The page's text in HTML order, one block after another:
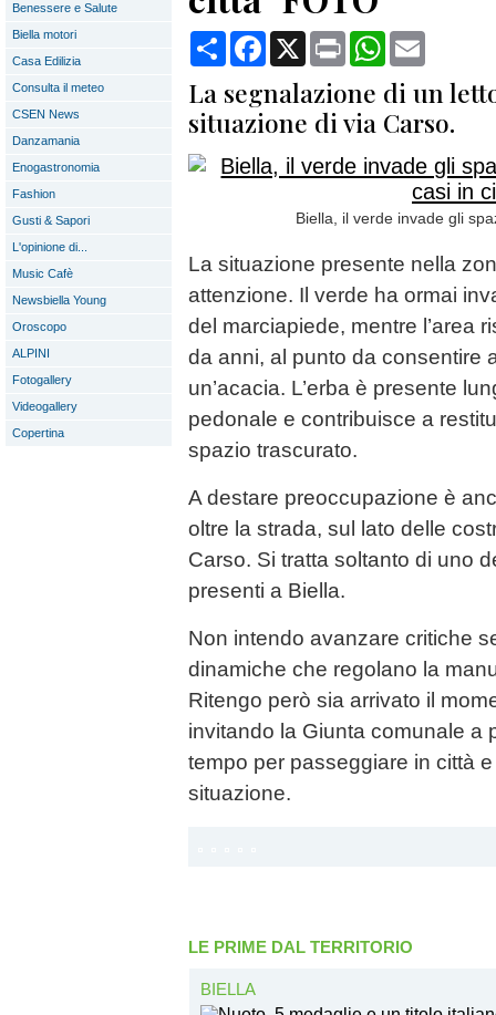
Benessere e Salute
Biella motori
Casa Edilizia
Consulta il meteo
CSEN News
Danzamania
Enogastronomia
Fashion
Gusti & Sapori
L'opinione di...
Music Cafè
Newsbiella Young
Oroscopo
ALPINI
Fotogallery
Videogallery
Copertina
CondividiFacebook
X Print WhatsApp
La segnalazione di un
situazione di via Carso.
Biella, il verde invade gli
La situazione presente nella
attenzione. Il verde ha ormai
del marciapiede, mentre l’area
da anni, al punto da consentire
un’acacia. L’erba è presente
pedonale e contribuisce a
spazio trascurato.
A destare preoccupazione è
oltre la strada, sul lato delle
Carso. Si tratta soltanto di uno
presenti a Biella.
Non intendo avanzare critiche
dinamiche che regolano la
Ritengo però sia arrivato il
invitando la Giunta comunale a
tempo per passeggiare in città
situazione.
LE PRIME DAL TERRITORIO
BIELLA